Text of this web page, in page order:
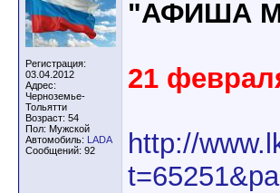
Регистрация:
03.04.2012
Адрес:
Черноземье-
Тольятти
Возраст: 54
Пол: Мужской
Автомобиль: LADA
Сообщений: 92
"АФИША
21
http://